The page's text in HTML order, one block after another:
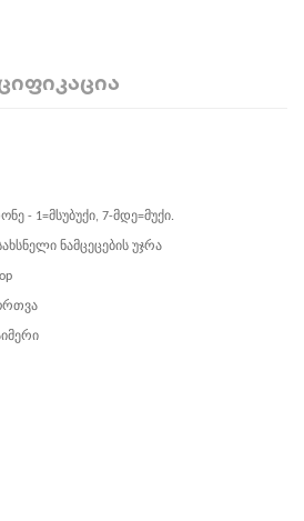
- 1=მსუბუქი, 7-მდე=მუქი.
ნამცეცების უჯრა